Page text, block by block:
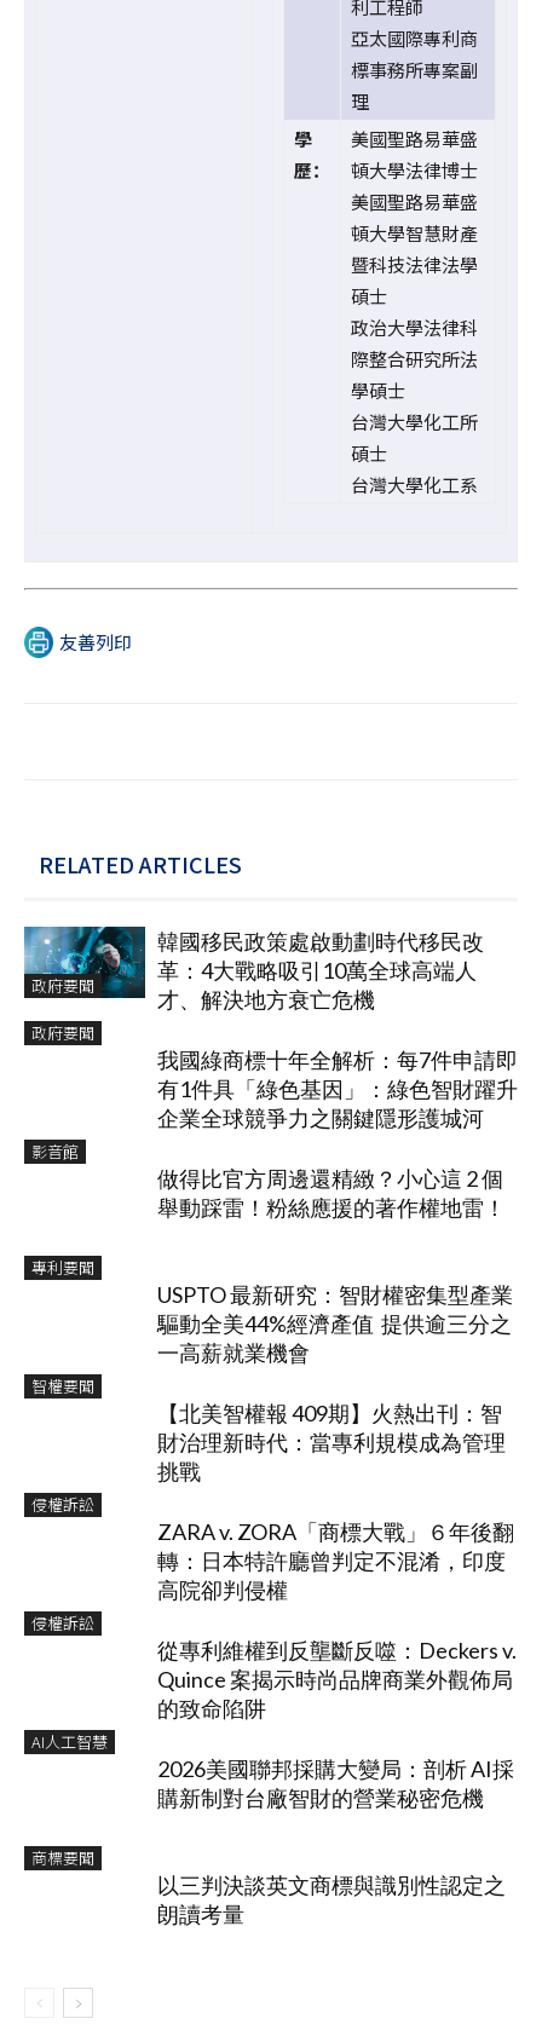
利工程師
亞太國際專利商
標事務所專案副
理
學
歷：
美國聖路易華盛
頓大學法律博士
美國聖路易華盛
頓大學智慧財產
暨科技法律法學
碩士
政治大學法律科
際整合研究所法
學碩士
台灣大學化工所
碩士
台灣大學化工系
友善列印
RELATED ARTICLES
政府要聞
韓國移民政策處啟動劃時代移民改
革：4大戰略吸引10萬全球高端人
才、解決地方衰亡危機
政府要聞
我國綠商標十年全解析：每7件申請即
有1件具「綠色基因」：綠色智財躍升
企業全球競爭力之關鍵隱形護城河
影音館
做得比官方周邊還精緻？小心這 2 個
舉動踩雷！粉絲應援的著作權地雷！
專利要聞
USPTO 最新研究：智財權密集型產業
驅動全美44%經濟產值 提供逾三分之
一高薪就業機會
智權要聞
【北美智權報 409期】火熱出刊：智
財治理新時代：當專利規模成為管理
挑戰
侵權訴訟
ZARA v. ZORA「商標大戰」６年後翻
轉：日本特許廳曾判定不混淆，印度
高院卻判侵權
侵權訴訟
從專利維權到反壟斷反噬：Deckers v.
Quince 案揭示時尚品牌商業外觀佈局
的致命陷阱
AI人工智慧
2026美國聯邦採購大變局：剖析 AI採
購新制對台廠智財的營業秘密危機
商標要聞
以三判決談英文商標與識別性認定之
朗讀考量